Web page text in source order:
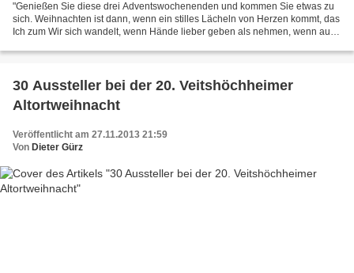
"Genießen Sie diese drei Adventswochenenden und kommen Sie etwas zu
sich. Weihnachten ist dann, wenn ein stilles Lächeln von Herzen kommt, das
Ich zum Wir sich wandelt, wenn Hände lieber geben als nehmen, wenn aus
30 Aussteller bei der 20. Veitshöchheimer
Altortweihnacht
Veröffentlicht am 27.11.2013 21:59
Von Dieter Gürz